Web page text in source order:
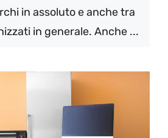
in assoluto e anche tra
in generale. Anche ...